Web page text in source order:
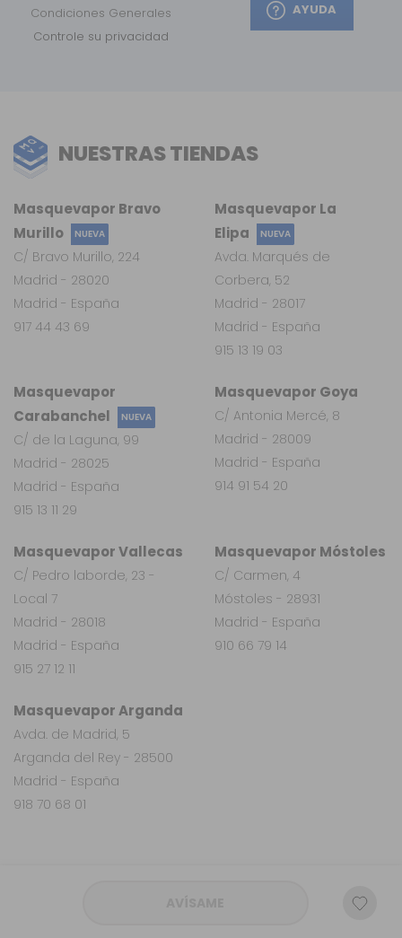
Condiciones Generales
Controle su privacidad
AYUDA
NUESTRAS TIENDAS
Masquevapor Arganda
Avda. de Madrid, 5
Arganda del Rey - 28500
Madrid - España
918 70 68 01
Masquevapor
Carabanchel
NUEVA
C/ de la Laguna, 99
Madrid - 28025
Madrid - España
915 13 11 29
Masquevapor Vallecas
C/ Pedro laborde, 23 -
Local 7
Madrid - 28018
Madrid - España
915 27 12 11
Masquevapor Móstoles
C/ Carmen, 4
Móstoles - 28931
Madrid - España
910 66 79 14
Masquevapor Goya
C/ Antonia Mercé, 8
Madrid - 28009
Madrid - España
914 91 54 20
Masquevapor La
Elipa
NUEVA
Avda. Marqués de
Corbera, 52
Madrid - 28017
Madrid - España
915 13 19 03
Masquevapor Bravo
Murillo
NUEVA
C/ Bravo Murillo, 224
Madrid - 28020
Madrid - España
917 44 43 69